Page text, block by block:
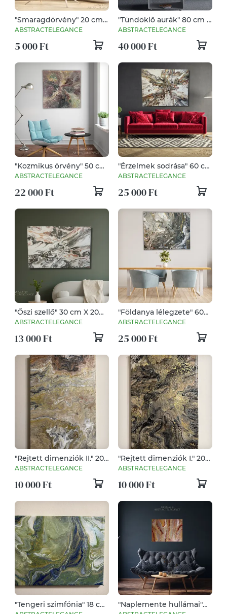
"Smaragdörvény" 20 cm
X 20 cm
ABSTRACTELEGANCE
5 000 Ft
"Tündöklő aurák" 80 cm X
60 cm
ABSTRACTELEGANCE
40 000 Ft
"Kozmikus örvény" 50 cm
X 50 cm
ABSTRACTELEGANCE
22 000 Ft
"Érzelmek sodrása" 60 cm
X 40 cm
ABSTRACTELEGANCE
25 000 Ft
"Őszi szellő" 30 cm X 20
cm
ABSTRACTELEGANCE
13 000 Ft
"Földanya lélegzete" 60
cm X 40 cm
ABSTRACTELEGANCE
25 000 Ft
"Rejtett dimenziók II." 20
cm X 30 cm
ABSTRACTELEGANCE
10 000 Ft
"Rejtett dimenziók I." 20
cm X 30 cm
ABSTRACTELEGANCE
10 000 Ft
"Tengeri szimfónia" 18 cm
"Naplemente hullámai"